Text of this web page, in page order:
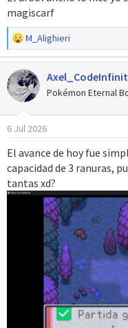
magiscarf
R
e
a
c
c
i
o
n
s
:
M_Alighieri
Pokémon Eternal
6 Jul 2026
El avance de hoy fue
capacidad de 3 ranuras,
tantas xd?